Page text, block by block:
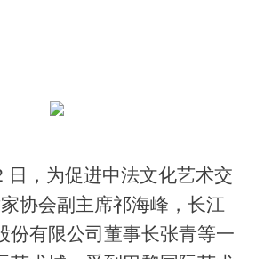
日，为促进中法文化艺术交
协会副主席祁海峰，长江
份有限公司董事长张青等一